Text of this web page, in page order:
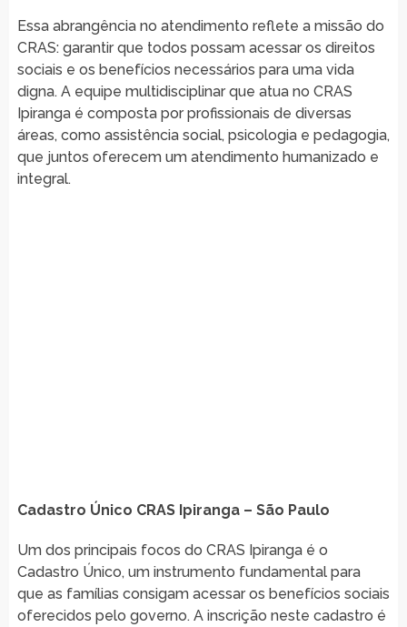
Essa abrangência no atendimento reflete a missão do
CRAS: garantir que todos possam acessar os direitos
sociais e os benefícios necessários para uma vida
digna. A equipe multidisciplinar que atua no CRAS
Ipiranga é composta por profissionais de diversas
áreas, como assistência social, psicologia e pedagogia,
que juntos oferecem um atendimento humanizado e
integral.
Cadastro Único CRAS Ipiranga – São Paulo
Um dos principais focos do CRAS Ipiranga é o
Cadastro Único, um instrumento fundamental para
que as famílias consigam acessar os benefícios sociais
oferecidos pelo governo. A inscrição neste cadastro é